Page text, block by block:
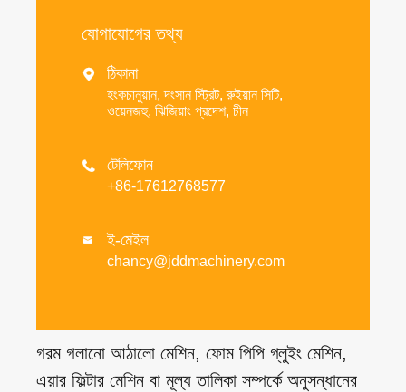
যোগাযোগের তথ্য
 ঠিকানা
হংকচানুয়ান, দংসান স্ট্রিট, রুইয়ান সিটি,
ওয়েনজহু, ঝিজিয়াং প্রদেশ, চীন
 টেলিফোন
+86-17612768577
 ই-মেইল
chancy@jddmachinery.com
গরম গলানো আঠালো মেশিন, ফোম পিপি গ্লুইং মেশিন,
এয়ার ফিল্টার মেশিন বা মূল্য তালিকা সম্পর্কে অনুসন্ধানের